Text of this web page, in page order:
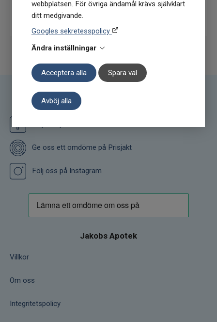
webbplatsen. För övriga ändamål krävs självklart
ditt medgivande.
Googles sekretesspolicy
Ändra inställningar
Acceptera alla Spara val
Avböj alla
Prenumerera
Ge oss ett omdöme på Prisjakt
Följ oss på Instagram
Jakobs Apotek
Villkor
Om oss
Integritetspolicy